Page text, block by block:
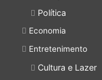
Política
Economia
Entretenimento
Cultura e Lazer